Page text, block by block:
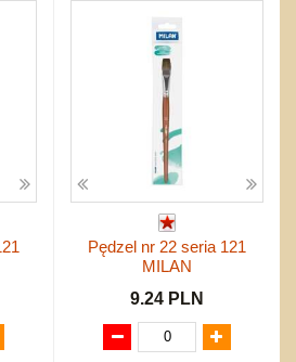
Pędzel nr 22 seria 121
MILAN
9.24 PLN